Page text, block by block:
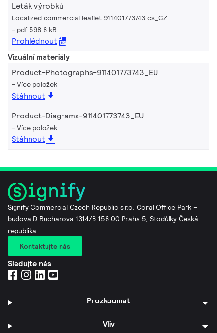
Leták výrobků
Localized commercial leaflet 911401773743 cs_CZ
pdf 598.8 kB
Prohlédnout
Vizuální materiály
Product-Photographs-911401773743_EU
Více položek
Stáhnout
Product-Diagrams-911401773743_EU
Více položek
Stáhnout
Signify Commercial Czech Republic s.r.o. Coral Office Park –
budova D Bucharova 1314/8 158 00 Praha 5, Stodůlky Česká
republika
Kontaktujte nás
Sledujte nás
Prozkoumat
Vliv